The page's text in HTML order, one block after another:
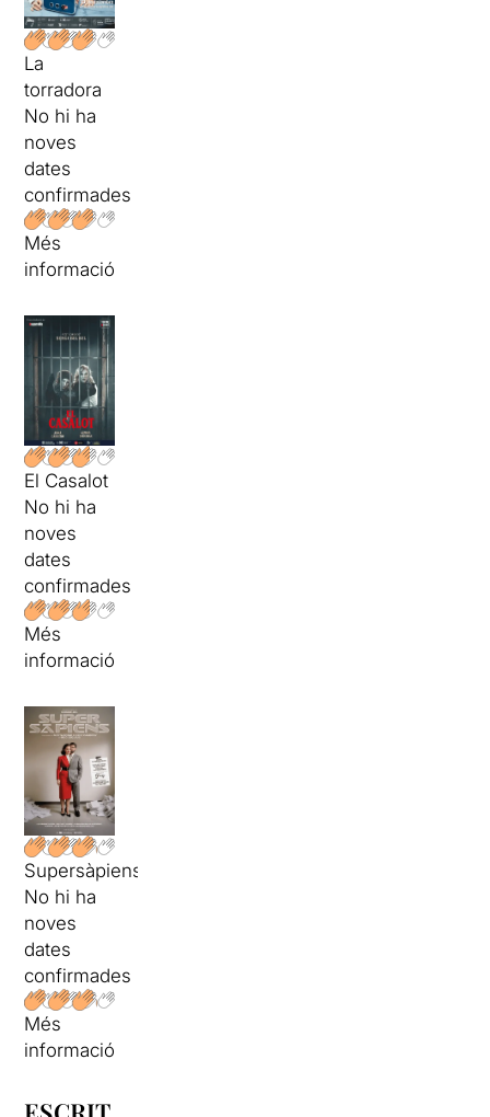
La
torradora
No hi ha
noves
dates
confirmades
Més
informació
El Casalot
No hi ha
noves
dates
confirmades
Més
informació
Supersàpiens
No hi ha
noves
dates
confirmades
Més
informació